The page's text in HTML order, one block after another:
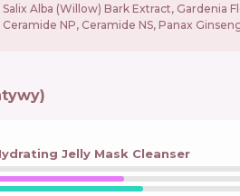
Alba (Willow) Bark Extract,
NP, Ceramide NS, Panax
Jelly Mask Cleanser